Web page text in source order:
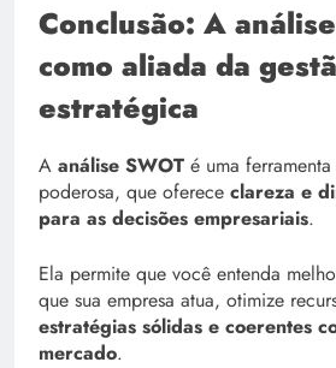
Conclusão: A
como aliada da
estratégica
A análise SWOT é uma
poderosa, que oferece clareza e
para as decisões empresariais.
Ela permite que você entenda
que sua empresa atua, otimize
estratégias sólidas e coerentes
mercado.